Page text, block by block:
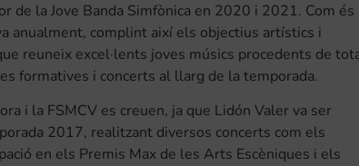
de la Jove Banda Simfònica en 2020 i 2021. Com és
anualment, complint així els objectius artístics i
reuneix excel·lents joves músics procedents de
formatives i concerts al llarg de la temporada.
i la FSMCV es creuen, ja que Lidón Valer va ser
2017, realitzant diversos concerts com els
en els Premis Max de les Arts Escèniques i els